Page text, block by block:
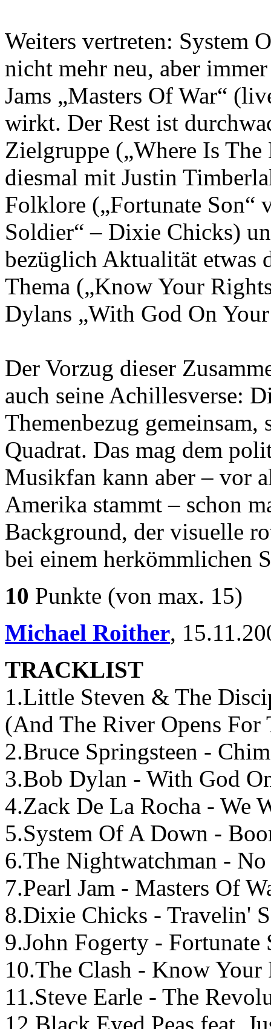
Weiters vertreten: System
nicht mehr neu, aber
Jams „Masters Of War“
wirkt. Der Rest ist
Zielgruppe („Where Is The
diesmal mit Justin
Folklore („Fortunate Son“
Soldier“ – Dixie Chicks)
bezüglich Aktualität etwas
Thema („Know Your
Dylans „With God On
Der Vorzug dieser
auch seine Achillesverse:
Themenbezug gemeinsam,
Quadrat. Das mag dem
Musikfan kann aber – vor
Amerika stammt – schon
Background, der visuelle
bei einem herkömmlichen
10 Punkte (von max. 15)
Michael Roither,
TRACKLIST
1.Little Steven & The
(And The River Opens For
2.Bruce Springsteen -
3.Bob Dylan - With God
4.Zack De La Rocha -
5.System Of A Down -
6.The Nightwatchman -
7.Pearl Jam - Masters Of
8.Dixie Chicks - Travelin'
9.John Fogerty - Fortunate
10.The Clash - Know Your
11.Steve Earle - The
12.Black Eyed Peas feat.